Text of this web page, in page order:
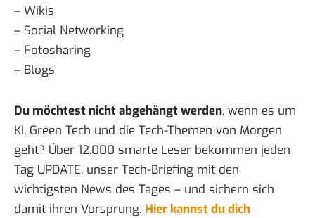
– Wikis
– Social Networking
– Fotosharing
– Blogs
Du möchtest nicht abgehängt werden, wenn es um
KI, Green Tech und die Tech-Themen von Morgen
geht? Über 12.000 smarte Leser bekommen jeden
Tag UPDATE, unser Tech-Briefing mit den
wichtigsten News des Tages – und sichern sich
damit ihren Vorsprung. Hier kannst du dich